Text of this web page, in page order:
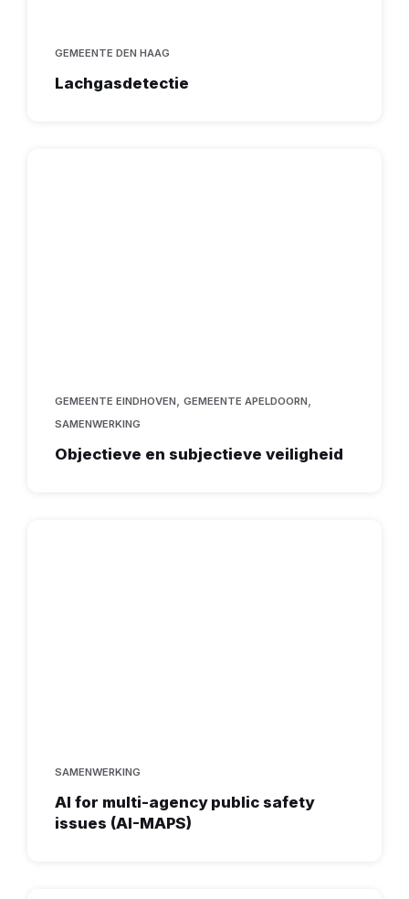
GEMEENTE DEN HAAG
Lachgasdetectie
GEMEENTE EINDHOVEN, GEMEENTE APELDOORN,
SAMENWERKING
Objectieve en subjectieve veiligheid
SAMENWERKING
AI for multi-agency public safety
issues (AI-MAPS)